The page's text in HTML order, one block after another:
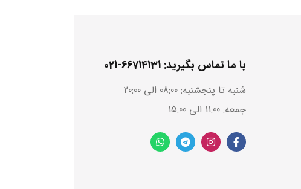
با ما تماس بگیرید: 66714131-021
شنبه تا پنجشنبه: 08:00 الی 20:00
جمعه: 11:00 الی 15:00